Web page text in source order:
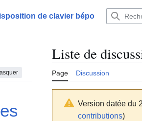
de clavier bépo
Liste de
Page Discussion
Version datée du
contributions)